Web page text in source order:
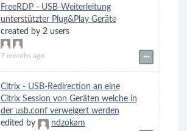
FreeRDP - USB-Weiterleitung
unterstützter Plug&Play Geräte
created by 2 users
7 months ago
Citrix - USB-Redirection an eine
Citrix Session von Geräten welche in
der usb.conf verweigert werden
edited by
ndzokam